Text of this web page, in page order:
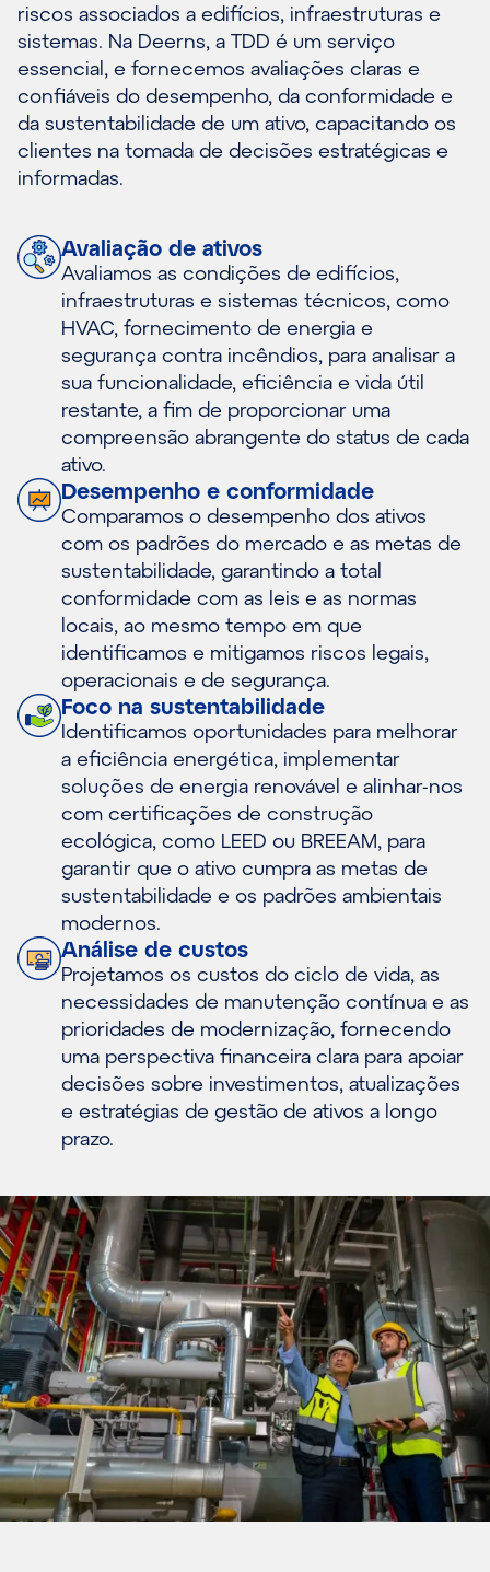
riscos associados a edifícios, infraestruturas e
sistemas. Na Deerns, a TDD é um serviço
essencial, e fornecemos avaliações claras e
confiáveis do desempenho, da conformidade e
da sustentabilidade de um ativo, capacitando os
clientes na tomada de decisões estratégicas e
informadas.
Avaliação de ativos
Avaliamos as condições de edifícios,
infraestruturas e sistemas técnicos, como
HVAC, fornecimento de energia e
segurança contra incêndios, para analisar a
sua funcionalidade, eficiência e vida útil
restante, a fim de proporcionar uma
compreensão abrangente do status de cada
ativo.
Desempenho e conformidade
Comparamos o desempenho dos ativos
com os padrões do mercado e as metas de
sustentabilidade, garantindo a total
conformidade com as leis e as normas
locais, ao mesmo tempo em que
identificamos e mitigamos riscos legais,
operacionais e de segurança.
Foco na sustentabilidade
Identificamos oportunidades para melhorar
a eficiência energética, implementar
soluções de energia renovável e alinhar-nos
com certificações de construção
ecológica, como LEED ou BREEAM, para
garantir que o ativo cumpra as metas de
sustentabilidade e os padrões ambientais
modernos.
Análise de custos
Projetamos os custos do ciclo de vida, as
necessidades de manutenção contínua e as
prioridades de modernização, fornecendo
uma perspectiva financeira clara para apoiar
decisões sobre investimentos, atualizações
e estratégias de gestão de ativos a longo
prazo.